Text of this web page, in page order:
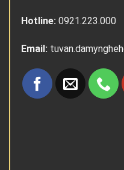
Hotline: 0921.223.000
Email: